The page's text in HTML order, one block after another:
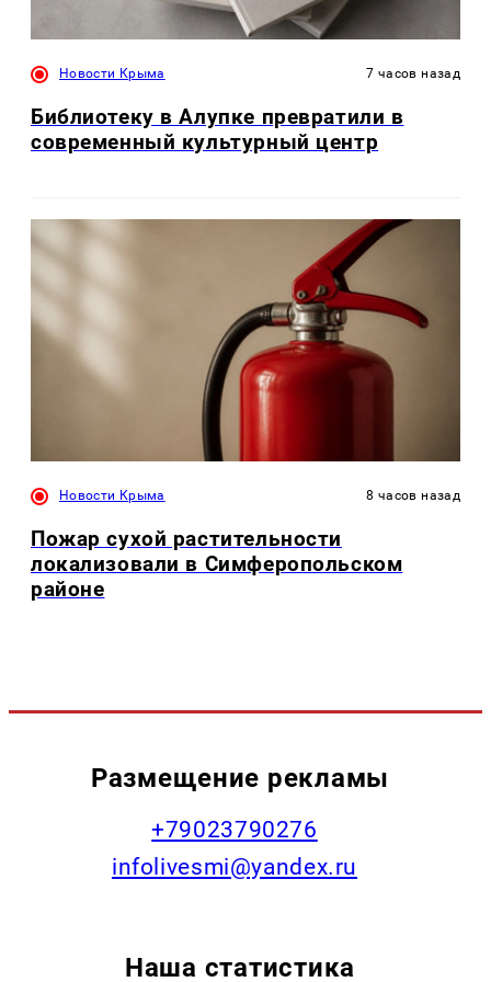
Новости Крыма 7 часов назад
Библиотеку в Алупке превратили в
современный культурный центр
Новости Крыма 8 часов назад
Пожар сухой растительности
локализовали в Симферопольском
районе
Размещение рекламы
+79023790276
infolivesmi@yandex.ru
Наша статистика